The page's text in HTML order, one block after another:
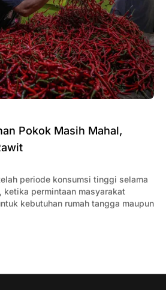
Pokok Masih Mahal,
periode konsumsi tinggi selama
ketika permintaan masyarakat
kebutuhan rumah tangga maupun